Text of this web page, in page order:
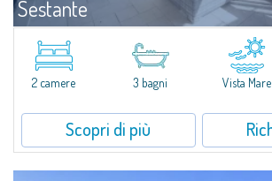
Sestante
Porto Cervo
​Esclusivo appartamento fronte mare su due livelli,
Porto Cervo.All’interno de Il Sestante, prestigioso
immerso in un curato parco condominiale, questa
2 camere 3 bagni Vista Mare
Scopri di più